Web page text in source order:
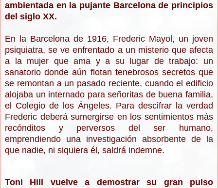
ambientada en la pujante Barcelona de principios
del siglo XX.
En la Barcelona de 1916, Frederic Mayol, un joven
psiquiatra, se ve enfrentado a un misterio que afecta
a la mujer que ama y a su lugar de trabajo: un
sanatorio donde aún flotan tenebrosos secretos que
se remontan a un pasado reciente, cuando el edificio
alojaba un internado para señoritas de buena familia,
el Colegio de los Ángeles. Para descifrar la verdad
Frederic deberá sumergirse en los sentimientos más
recónditos y perversos del ser humano,
emprendiendo una investigación absorbente de la
que nadie, ni siquiera él, saldrá indemne.
Toni Hill vuelve a demostrar su gran pulso